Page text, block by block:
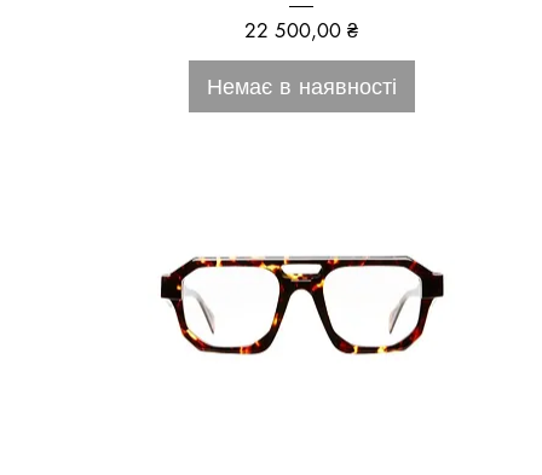
Ціна
22 500,00 ₴
Немає в наявності